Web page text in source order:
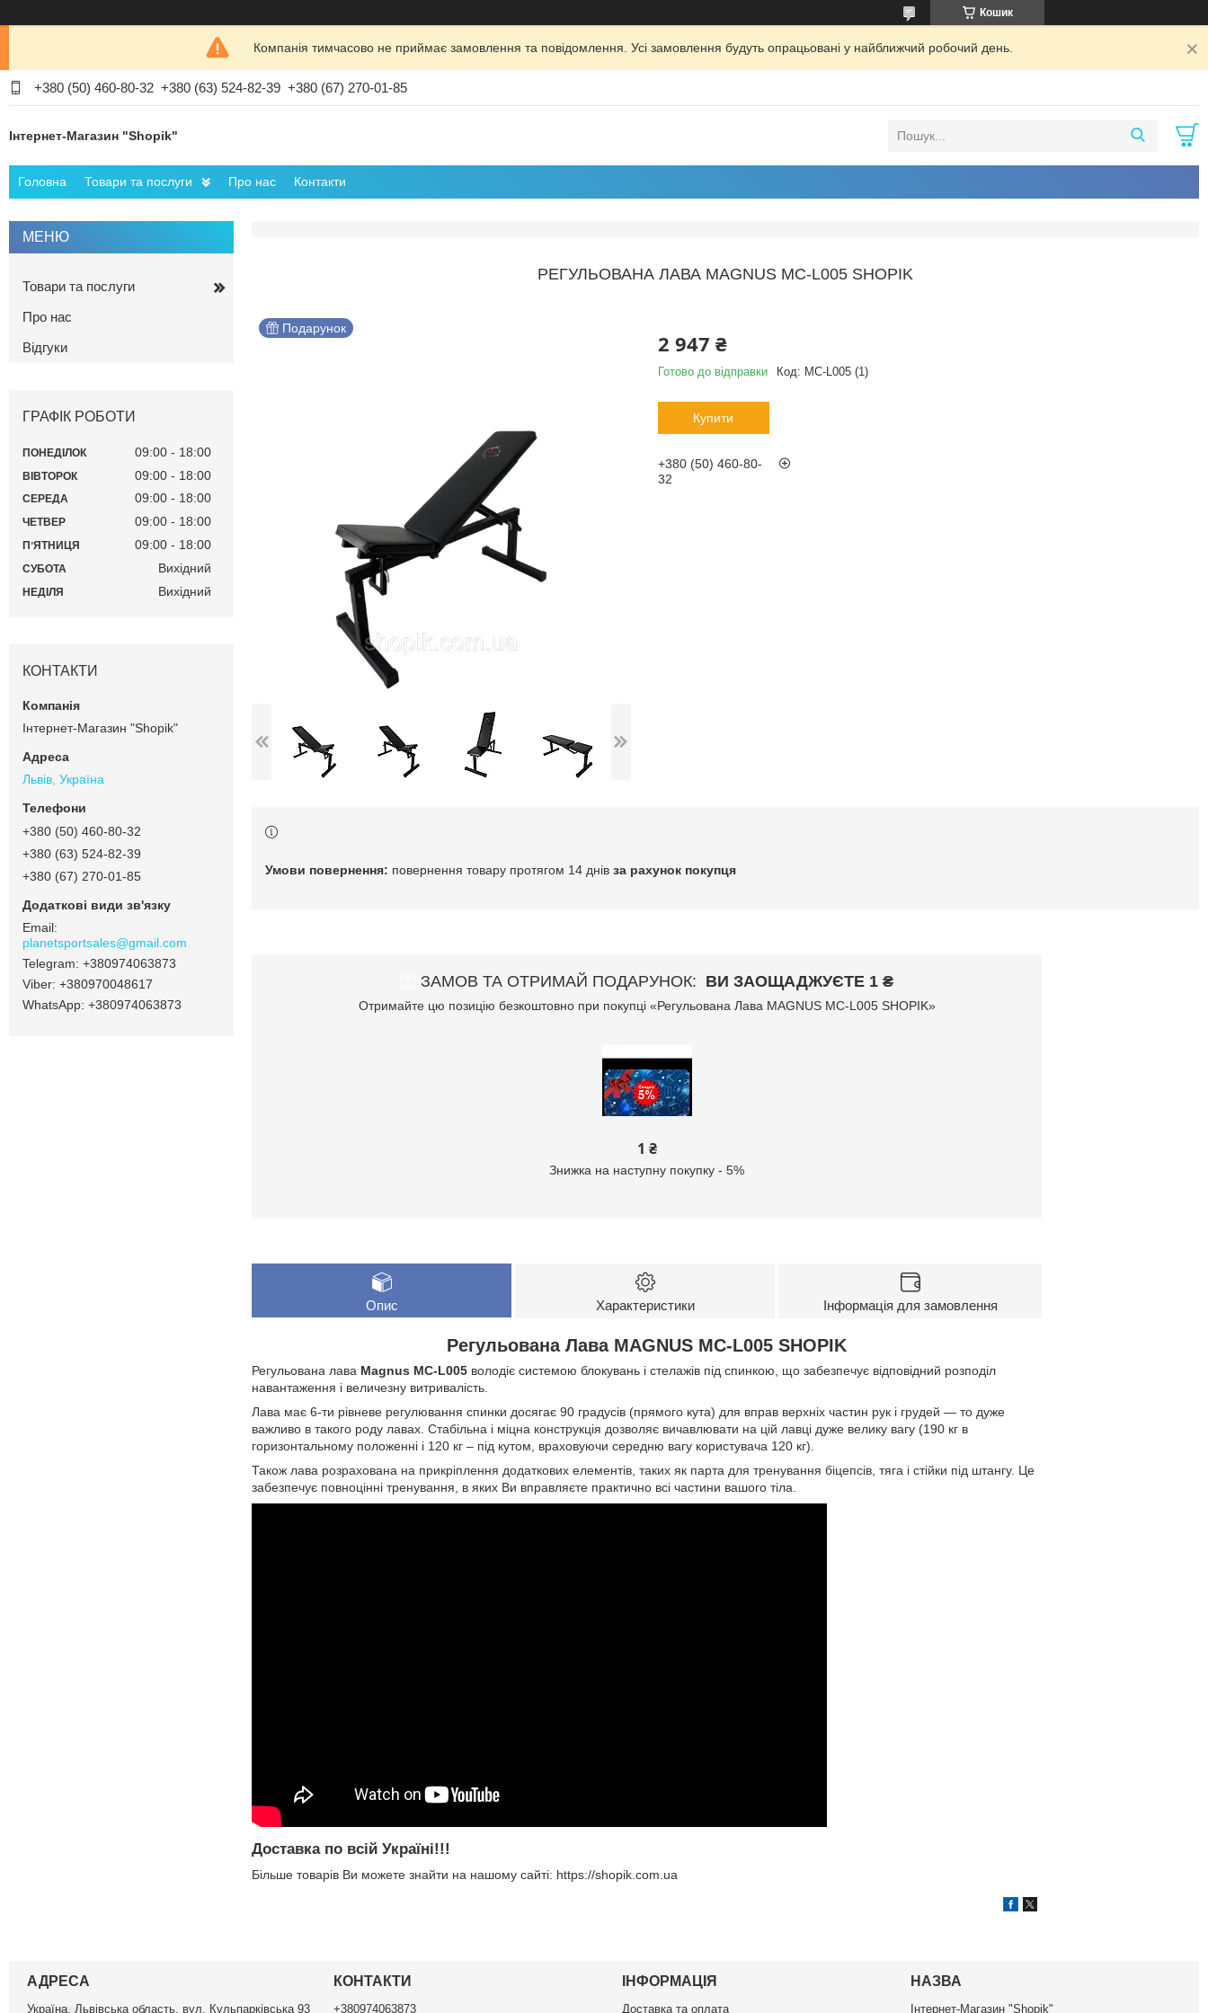
Кошик
Компанія тимчасово не приймає замовлення та повідомлення. Усі замовлення будуть опрацьовані у найближчий робочий день.
+380 (50) 460-80-32 +380 (63) 524-82-39 +380 (67) 270-01-85
Інтернет-Магазин "Shopik"
Головна Товари та послуги Про нас Контакти
РЕГУЛЬОВАНА ЛАВА MAGNUS MC-L005 SHOPIK
Подарунок
2 947 ₴
Готово до відправки Код: MC-L005 (1)
Купити
+380 (50) 460-80-
32
повернення товару протягом 14 днів за рахунок покупця
ЗАМОВ ТА ОТРИМАЙ ПОДАРУНОК ВИ ЗАОЩАДЖУЄТЕ 1 ₴
Отримайте цю позицію безкоштовно при покупці «Регульована Лава MAGNUS MC-L005 SHOPIK»
1 ₴
Знижка на наступну покупку - 5%
Опис Характеристики Інформація для замовлення
Регульована Лава MAGNUS MC-L005 SHOPIK
Регульована лава Magnus MC-L005 володіє системою блокувань і стелажів під спинкою, що забезпечує відповідний розподіл
навантаження і величезну витривалість.
Лава має 6-ти рівневе регулювання спинки досягає 90 градусів (прямого кута) для вправ верхніх частин рук і грудей ― то дуже
важливо в такого роду лавах. Стабільна і міцна конструкція дозволяє вичавлювати на цій лавці дуже велику вагу (190 кг в
горизонтальному положенні і 120 кг – під кутом, враховуючи середню вагу користувача 120 кг).
Також лава розрахована на прикріплення додаткових елементів, таких як парта для тренування біцепсів, тяга і стійки під штангу. Це
забезпечує повноцінні тренування, в яких Ви вправляєте практично всі частини вашого тіла.
Доставка по всій Україні!!!
Більше товарів Ви можете знайти на нашому сайті: https://shopik.com.ua
Товари та послуги
Про нас
Відгуки
ГРАФІК РОБОТИ
ПОНЕДІЛОК 09:00 18:00
ВІВТОРОК 09:00 18:00
СЕРЕДА 09:00 18:00
ЧЕТВЕР 09:00 18:00
ПʼЯТНИЦЯ 09:00 18:00
СУБОТА Вихідний
НЕДІЛЯ Вихідний
КОНТАКТИ
Інтернет-Магазин "Shopik"
Львів, Україна
+380 (50) 460-80-32
+380 (63) 524-82-39
+380 (67) 270-01-85
planetsportsales@gmail.com
+380974063873
+380970048617
+380974063873
АДРЕСА
Україна, Львівська область, вул. Кульпарківська 93
КОНТАКТИ
+380974063873
ІНФОРМАЦІЯ
Доставка та оплата
НАЗВА
Інтернет-Магазин "Shopik"